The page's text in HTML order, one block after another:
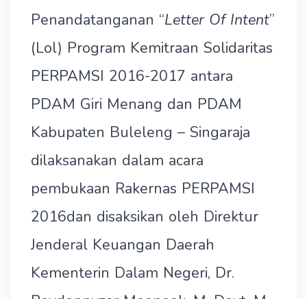
Penandatanganan “Letter Of Intent”
(Lol) Program Kemitraan Solidaritas
PERPAMSI 2016-2017 antara
PDAM Giri Menang dan PDAM
Kabupaten Buleleng – Singaraja
dilaksanakan dalam acara
pembukaan Rakernas PERPAMSI
2016dan disaksikan oleh Direktur
Jenderal Keuangan Daerah
Kementerin Dalam Negeri, Dr.